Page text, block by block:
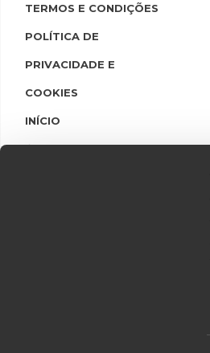
TERMOS E CONDIÇÕES
POLÍTICA DE
PRIVACIDADE E
COOKIES
INÍCIO
LINGUAS